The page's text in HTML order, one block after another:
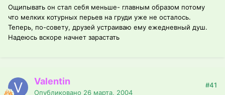
Ощипывать он стал себя меньше- главным образом потому
что мелких котурных перьев на груди уже не осталось.
Теперь, по-совету, друзей устраиваю ему ежедневный душ.
Надеюсь вскоре начнет зарастать
Valentin
Опубликовано 26 марта, 2004
#41